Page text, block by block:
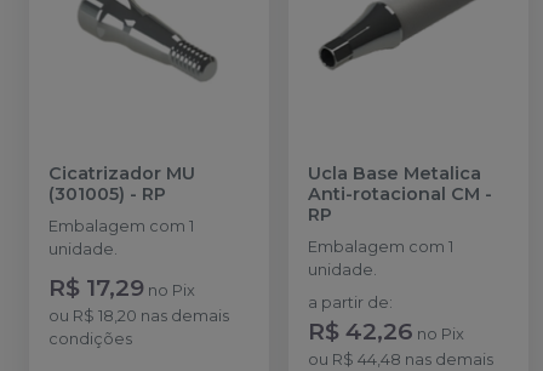
Cicatrizador MU
(301005) - RP
Embalagem com 1
unidade.
R$ 17,29 no Pix
ou R$ 18,20 nas demais
condições
Ucla Base Metalica
Anti-rotacional CM -
RP
Embalagem com 1
unidade.
a partir de:
R$ 42,26 no Pix
ou R$ 44,48 nas demais